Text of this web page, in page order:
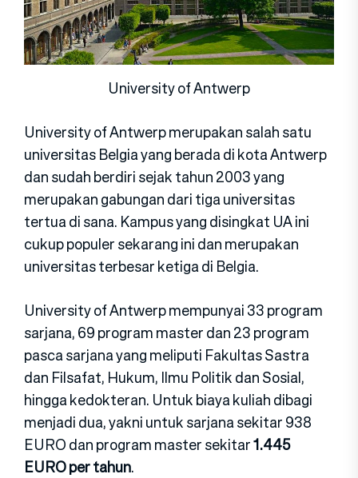
University of Antwerp
University of Antwerp merupakan salah satu
universitas Belgia yang berada di kota Antwerp
dan sudah berdiri sejak tahun 2003 yang
merupakan gabungan dari tiga universitas
tertua di sana. Kampus yang disingkat UA ini
cukup populer sekarang ini dan merupakan
universitas terbesar ketiga di Belgia.
University of Antwerp mempunyai 33 program
sarjana, 69 program master dan 23 program
pasca sarjana yang meliputi Fakultas Sastra
dan Filsafat, Hukum, Ilmu Politik dan Sosial,
hingga kedokteran. Untuk biaya kuliah dibagi
menjadi dua, yakni untuk sarjana sekitar 938
EURO dan program master sekitar1.445
EURO per tahun.